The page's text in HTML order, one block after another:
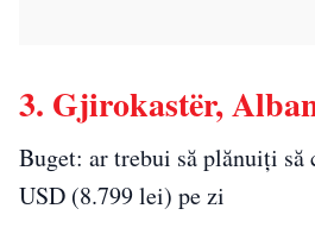
3. Gjirokastër,
Buget: ar trebui să plănuiți
USD (8.799 lei) pe zi